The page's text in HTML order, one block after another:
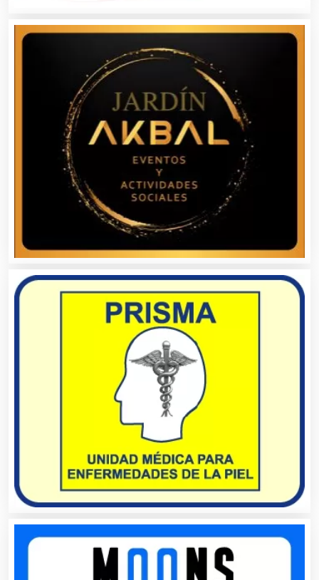
Alquiler de Sillas y Mesas
Alquiler de Trajes de Etiqueta
Alta Costura
Aluminio
Análisis Clínicos
Análisis de Aguas
Animadores de Eventos
Aparatos y Equipos Eléctricos
Arquitectos